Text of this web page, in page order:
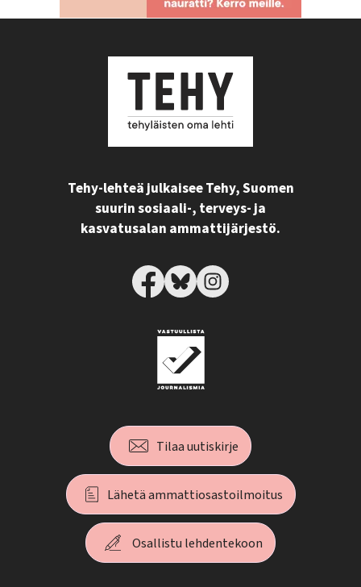
Tehy-lehteä julkaisee Tehy, Suomen
suurin sosiaali-, terveys- ja
kasvatusalan ammattijärjestö.
Tilaa uutiskirje
Lähetä ammattiosastoilmoitus
Osallistu lehdentekoon